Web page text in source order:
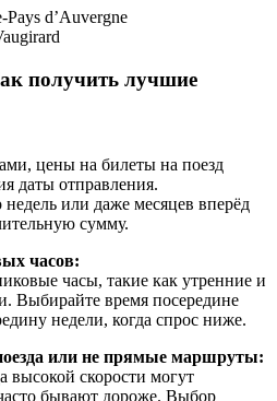
d’Auvergne
получить лучшие
цены на билеты на поезд
даты отправления.
недель или даже месяцев вперёд
сумму.
часов:
часы, такие как утренние и
Выбирайте время посередине
недели, когда спрос ниже.
или не прямые маршруты:
высокой скорости могут
бывают дороже. Выбор